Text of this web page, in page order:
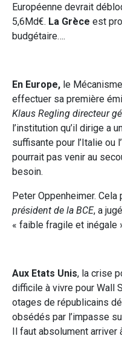
Européenne devrait
5,6Md€. La Grèce est
budgétaire….
En Europe, le
effectuer sa première
Klaus Regling directeur
l’institution qu’il dirige a
suffisante pour l’Italie ou
pourrait pas venir au
besoin.
Peter Oppenheimer. Cela
président de la BCE, a
« faible fragile et inégale
Aux Etats Unis, la crise
difficile à vivre pour Wall
otages de républicains
obsédés par l’impasse
Il faut absolument arriver